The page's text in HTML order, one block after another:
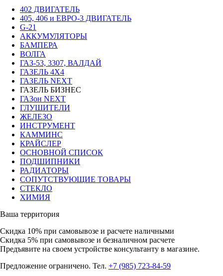
402 ДВИГАТЕЛЬ
405, 406 и ЕВРО-3 ДВИГАТЕЛЬ
G-21
АККУМУЛЯТОРЫ
БАМПЕРА
ВОЛГА
ГАЗ-53, 3307, ВАЛДАЙ
ГАЗЕЛЬ 4Х4
ГАЗЕЛЬ NEXT
ГАЗЕЛЬ БИЗНЕС
ГАЗон NEXT
ГЛУШИТЕЛИ
ЖЕЛЕЗО
ИНСТРУМЕНТ
КАММИНС
КРАЙСЛЕР
ОСНОВНОЙ СПИСОК
ПОДШИПНИКИ
РАДИАТОРЫ
СОПУТСТВУЮЩИЕ ТОВАРЫ
СТЕКЛО
ХИМИЯ
Ваша территория
Скидка 10% при самовывозе и расчете наличными
Скидка 5% при самовывозе и безналичном расчете
Предъявите на своем устройстве консультанту в магазине.
Предложение ограничено. Тел. +7 (985) 723-84-59